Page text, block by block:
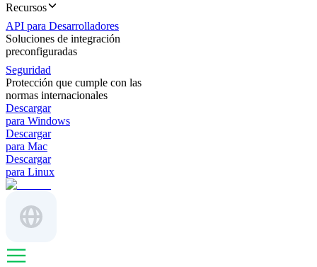
Recursos
API para Desarrolladores
Soluciones de integración
preconfiguradas
Seguridad
Protección que cumple con las
normas internacionales
Descargar
para Windows
Descargar
para Mac
Descargar
para Linux